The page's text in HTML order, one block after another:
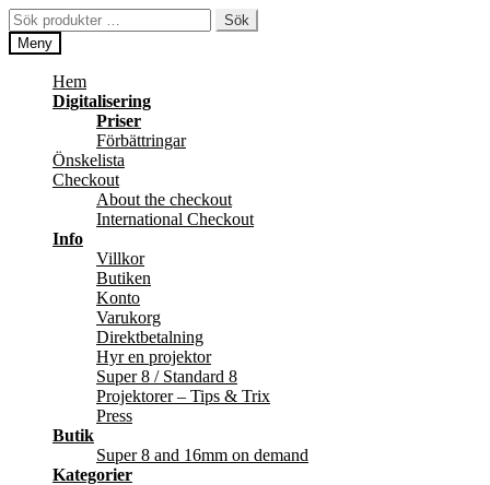
Hoppa
till
navigering
Hoppa
till
innehåll
Sök
efter:
Sök
Meny
Hem
Digitalisering
Priser
Förbättringar
Önskelista
Checkout
About the checkout
International Checkout
Info
Villkor
Butiken
Konto
Varukorg
Direktbetalning
Hyr en projektor
Super 8 / Standard 8
Projektorer – Tips & Trix
Press
Butik
Super 8 and 16mm on demand
Kategorier